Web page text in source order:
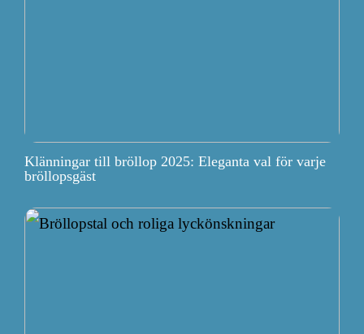
Klänningar till bröllop 2025: Eleganta val för varje
bröllopsgäst